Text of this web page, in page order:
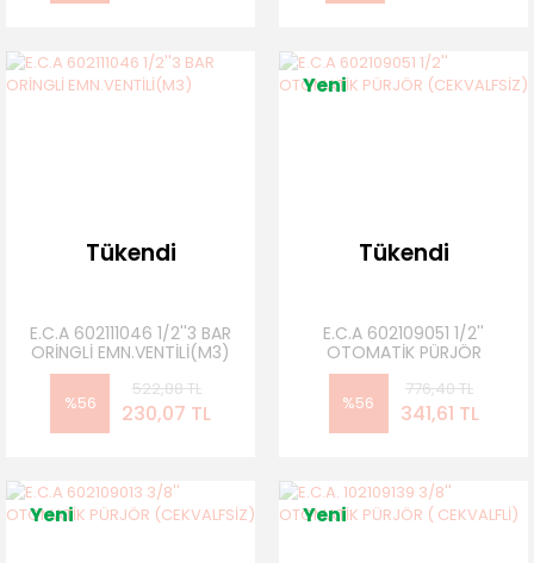
Tükendi
E.C.A 602111046 1/2''3 BAR
ORİNGLİ EMN.VENTİLİ(M3)
%56
522,88 TL
230,07 TL
Yeni
Tükendi
E.C.A 602109051 1/2''
OTOMATİK PÜRJÖR
(CEKVALFSİZ)
%56
776,40 TL
341,61 TL
Yeni Yeni